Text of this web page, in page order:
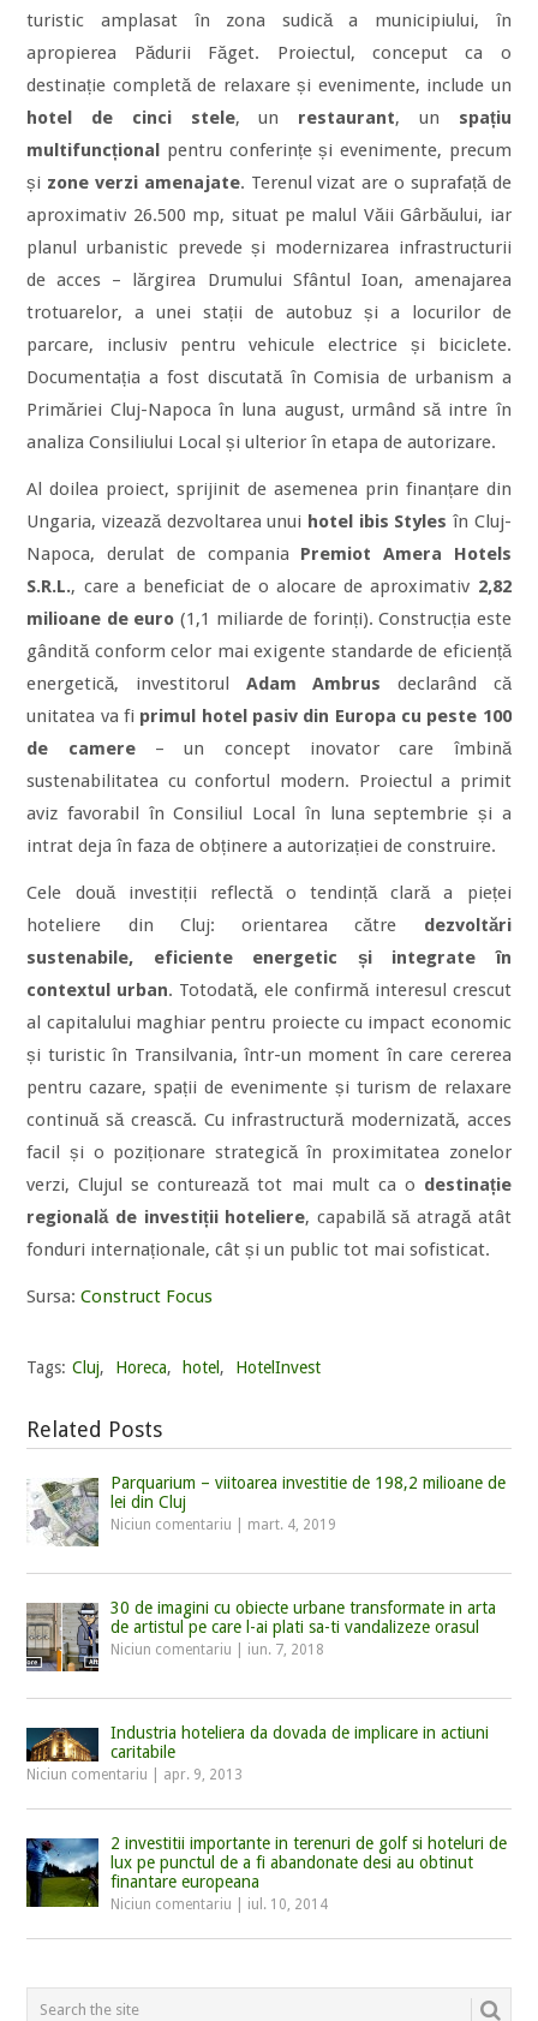
turistic amplasat în zona sudică a municipiului, în
apropierea Pădurii Făget. Proiectul, conceput ca o
destinație completă de relaxare și evenimente, include un
hotel de cinci stele, un restaurant, un spațiu
multifuncțional pentru conferințe și evenimente, precum
și zone verzi amenajate. Terenul vizat are o suprafață de
aproximativ 26.500 mp, situat pe malul Văii Gârbăului, iar
planul urbanistic prevede și modernizarea infrastructurii
de acces – lărgirea Drumului Sfântul Ioan, amenajarea
trotuarelor, a unei stații de autobuz și a locurilor de
parcare, inclusiv pentru vehicule electrice și biciclete.
Documentația a fost discutată în Comisia de urbanism a
Primăriei Cluj-Napoca în luna august, urmând să intre în
analiza Consiliului Local și ulterior în etapa de autorizare.
Al doilea proiect, sprijinit de asemenea prin finanțare din
Ungaria, vizează dezvoltarea unui hotel ibis Styles în Cluj-
Napoca, derulat de compania Premiot Amera Hotels
S.R.L., care a beneficiat de o alocare de aproximativ 2,82
milioane de euro (1,1 miliarde de forinți). Construcția este
gândită conform celor mai exigente standarde de eficiență
energetică, investitorul Adam Ambrus declarând că
unitatea va fi primul hotel pasiv din Europa cu peste 100
de camere– un concept inovator care îmbină
sustenabilitatea cu confortul modern. Proiectul a primit
aviz favorabil în Consiliul Local în luna septembrie și a
intrat deja în faza de obținere a autorizației de construire.
Cele două investiții reflectă o tendință clară a pieței
hoteliere din Cluj: orientarea către dezvoltări
sustenabile, eficiente energetic și integrate în
contextul urban. Totodată, ele confirmă interesul crescut
al capitalului maghiar pentru proiecte cu impact economic
și turistic în Transilvania, într-un moment în care cererea
pentru cazare, spații de evenimente și turism de relaxare
continuă să crească. Cu infrastructură modernizată, acces
facil și o poziționare strategică în proximitatea zonelor
verzi, Clujul se conturează tot mai mult ca o destinație
regională de investiții hoteliere, capabilă să atragă atât
fonduri internaționale, cât și un public tot mai sofisticat.
Sursa:Construct Focus
Tags: Cluj, Horeca, hotel, HotelInvest
Related Posts
Parquarium – viitoarea investitie de 198,2 milioane de
lei din Cluj
Niciun comentariu mart. 4, 2019
30 de imagini cu obiecte urbane transformate in arta
de artistul pe care l-ai plati sa-ti vandalizeze orasul
Niciun comentariu iun. 7, 2018
Industria hoteliera da dovada de implicare in actiuni
caritabile
Niciun comentariu apr. 9, 2013
2 investitii importante in terenuri de golf si hoteluri de
lux pe punctul de a fi abandonate desi au obtinut
finantare europeana
Niciun comentariu iul. 10, 2014